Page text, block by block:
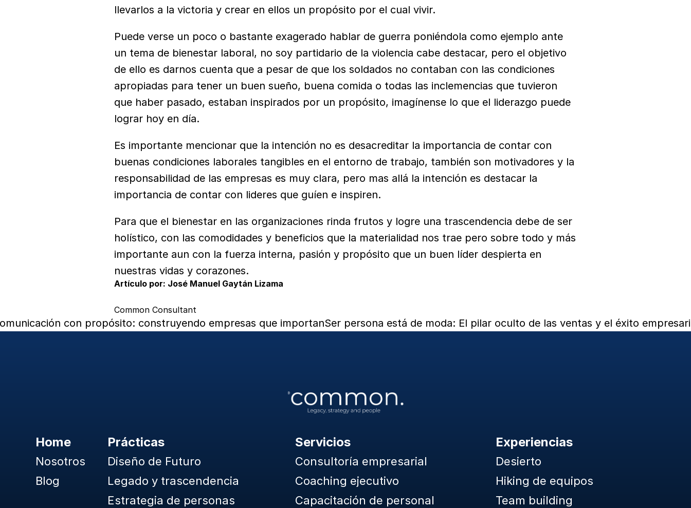
llevarlos a la victoria y crear en ellos un propósito por el cual vivir.
Puede verse un poco o bastante exagerado hablar de guerra poniéndola como ejemplo ante
un tema de bienestar laboral, no soy partidario de la violencia cabe destacar, pero el objetivo
de ello es darnos cuenta que a pesar de que los soldados no contaban con las condiciones
apropiadas para tener un buen sueño, buena comida o todas las inclemencias que tuvieron
que haber pasado, estaban inspirados por un propósito, imagínense lo que el liderazgo puede
lograr hoy en día.
Es importante mencionar que la intención no es desacreditar la importancia de contar con
buenas condiciones laborales tangibles en el entorno de trabajo, también son motivadores y la
responsabilidad de las empresas es muy clara, pero mas allá la intención es destacar la
importancia de contar con lideres que guíen e inspiren.
Para que el bienestar en las organizaciones rinda frutos y logre una trascendencia debe de ser
holístico, con las comodidades y beneficios que la materialidad nos trae pero sobre todo y más
importante aun con la fuerza interna, pasión y propósito que un buen líder despierta en
nuestras vidas y corazones.
Artículo por: José Manuel Gaytán Lizama
Common Consultant
con propósito: construyendo empresas que importanSer persona está de moda: El pilar oculto de las ventas y el éxito
Home
Nosotros
Blog
Prácticas
Diseño de Futuro
Legado y trascendencia
Estrategia de personas
Servicios
Consultoría empresarial
Coaching ejecutivo
Capacitación de personal
Experiencias
Desierto
Hiking de equipos
Team building